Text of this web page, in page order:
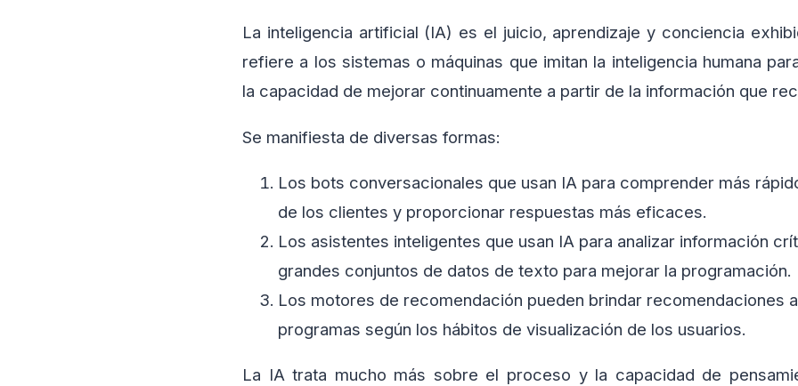
La inteligencia artificial (IA) es el juicio, aprendizaje y conciencia
refiere a los sistemas o máquinas que imitan la inteligencia humana
la capacidad de mejorar continuamente a partir de la información que
Se manifiesta de diversas formas:
Los bots conversacionales que usan IA para comprender más
de los clientes y proporcionar respuestas más eficaces.
Los asistentes inteligentes que usan IA para analizar información
grandes conjuntos de datos de texto para mejorar la programación.
Los motores de recomendación pueden brindar recomendaciones
programas según los hábitos de visualización de los usuarios.
La IA trata mucho más sobre el proceso y la capacidad de